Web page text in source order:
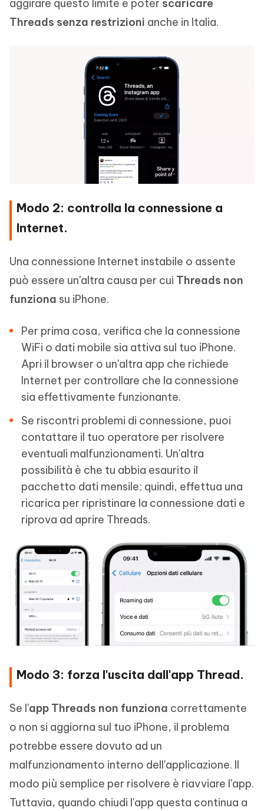
aggirare questo limite e poter scaricare
Threads senza restrizioni anche in Italia.
Modo 2: controlla la connessione a
Internet.
Una connessione Internet instabile o assente
può essere un'altra causa per cui Threads non
funziona su iPhone.
Per prima cosa, verifica che la connessione
WiFi o dati mobile sia attiva sul tuo iPhone.
Apri il browser o un'altra app che richiede
Internet per controllare che la connessione
sia effettivamente funzionante.
Se riscontri problemi di connessione, puoi
contattare il tuo operatore per risolvere
eventuali malfunzionamenti. Un'altra
possibilità è che tu abbia esaurito il
pacchetto dati mensile; quindi, effettua una
ricarica per ripristinare la connessione dati e
riprova ad aprire Threads.
Modo 3: forza l'uscita dall'app Thread.
Se l'app Threads non funziona correttamente
o non si aggiorna sul tuo iPhone, il problema
potrebbe essere dovuto ad un
malfunzionamento interno dell'applicazione. Il
modo più semplice per risolvere è riavviare l'app.
Tuttavia, quando chiudi l'app questa continua a